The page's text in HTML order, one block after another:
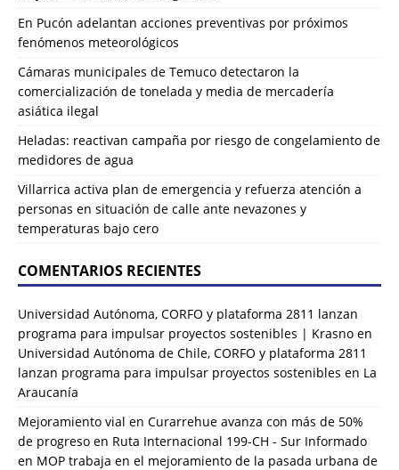
En Pucón adelantan acciones preventivas por próximos
fenómenos meteorológicos
Cámaras municipales de Temuco detectaron la
comercialización de tonelada y media de mercadería
asiática ilegal
Heladas: reactivan campaña por riesgo de congelamiento de
medidores de agua
Villarrica activa plan de emergencia y refuerza atención a
personas en situación de calle ante nevazones y
temperaturas bajo cero
COMENTARIOS RECIENTES
Universidad Autónoma, CORFO y plataforma 2811 lanzan
programa para impulsar proyectos sostenibles | Krasno en
Universidad Autónoma de Chile, CORFO y plataforma 2811
lanzan programa para impulsar proyectos sostenibles en La
Araucanía
Mejoramiento vial en Curarrehue avanza con más de 50%
de progreso en Ruta Internacional 199-CH - Sur Informado
en MOP trabaja en el mejoramiento de la pasada urbana de